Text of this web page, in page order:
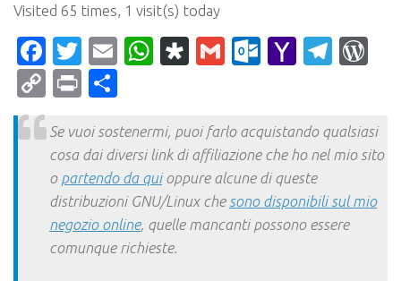
Visited 65 times, 1 visit(s) today
Facebook
Twitter
EmailWhatsApp
Diaspora
Gmail Yahoo
CopyPrint
Se vuoi sostenermi, puoi farlo acquistando qualsiasi
cosa dai diversi link di affiliazione che ho nel mio sito
o partendo da quioppure alcune di queste
distribuzioni GNU/Linux che sono disponibili sul mio
negozio online, quelle mancanti possono essere
comunque richieste.